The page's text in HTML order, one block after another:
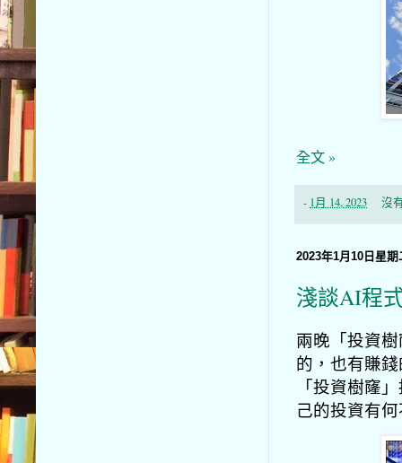
全文 »
- 1月 14, 2023 沒
2023年1月10日星期
淺談AI程
兩晚「投資
的，也有賺
「投資樹窿
己的投資有